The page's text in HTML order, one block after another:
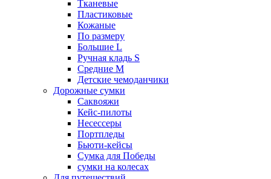
Тканевые
Пластиковые
Кожаные
По размеру
Большие L
Ручная кладь S
Средние M
Детские чемоданчики
Дорожные сумки
Саквояжи
Кейс-пилоты
Несессеры
Портпледы
Бьюти-кейсы
Сумка для Победы
сумки на колесах